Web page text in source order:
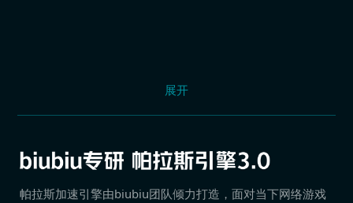
展开
帕拉斯加速引擎由biubiu团队倾力打造，面对当下网络游戏